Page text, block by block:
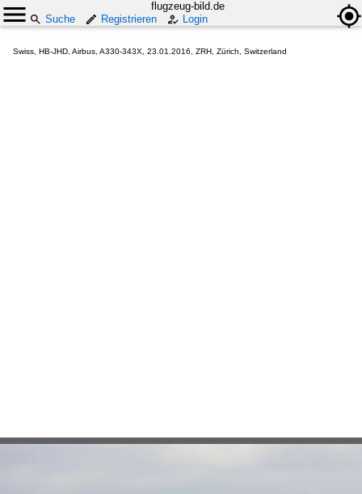
flugzeug-bild.de
Suche
Registrieren Login
Swiss, HB-JHD, Airbus, A330-343X, 23.01.2016, ZRH, Zürich, Switzerland